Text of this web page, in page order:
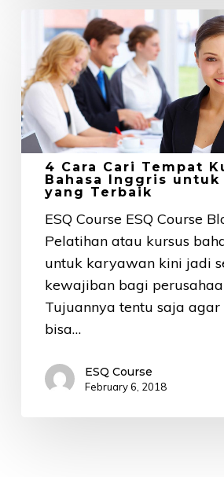
Cara
Cari
Tempat
Kursus
Bahasa
Inggris
untuk
Karyawan
yang
Terbaik
4 Cara Cari Tempat
Bahasa Inggris untuk
yang Terbaik
ESQ Course ESQ Course
Pelatihan atau kursus
untuk karyawan kini jadi
kewajiban bagi
Tujuannya tentu saja
bisa…
ESQ Course
February 6, 2018